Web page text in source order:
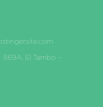
869A, El Tambo –